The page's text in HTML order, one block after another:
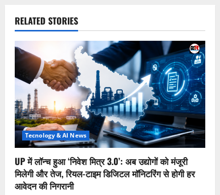
RELATED STORIES
Tecnology & AI News
UP में लॉन्च हुआ ‘निवेश मित्र 3.0’: अब उद्योगों को मंजूरी
मिलेगी और तेज, रियल-टाइम डिजिटल मॉनिटरिंग से होगी हर
आवेदन की निगरानी